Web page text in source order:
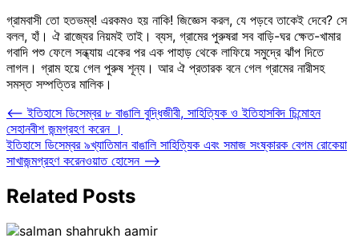
গ্রামবাসী তো হতভম্ব! এরকমও হয় নাকি! জিজ্ঞেস করল, যে পড়বে তাকেই দেবে? সে
বলল, হাঁ। ঐ রাজ্যের নিয়মই তাই। ব্যস, গ্রামের পুরুষরা সব বাড়ি-ঘর ক্ষেত-খামার
গবাদি পশু ফেলে সন্ধ্যায় একের পর এক পাহাড় থেকে লাফিয়ে সমুদ্রে ঝাঁপ দিতে
লাগল। গ্রাম হয়ে গেল পুরুষ শূন্য। আর ঐ প্রতারক বনে গেল গ্রামের নারীসহ
সমস্ত সম্পত্তির মালিক।
Post
navigation
⟵ ইতিহাসে ডিসেম্বর ৮ বাঙালি বুদ্ধিজীবী, সাহিত্যিক ও ইতিহাসবিদ চিন্মোহন
সেহানবীশ জন্মগ্রহণ করেন ।
ইতিহাসে ডিসেম্বর ৯খ্যাতিমান বাঙালি সাহিত্যিক এবং সমাজ সংষ্কারক বেগম রোকেয়া
সাখাজন্মগ্রহণ করেনওয়াত হোসেন ⟶
Related Posts